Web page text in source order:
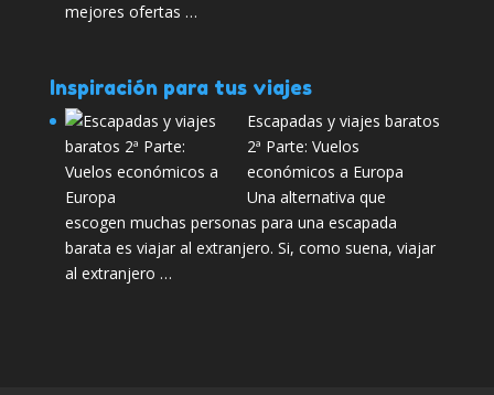
mejores ofertas …
Inspiración para tus viajes
Escapadas y viajes baratos
2ª Parte: Vuelos
económicos a Europa
Una alternativa que
escogen muchas personas para una escapada
barata es viajar al extranjero. Si, como suena, viajar
al extranjero …